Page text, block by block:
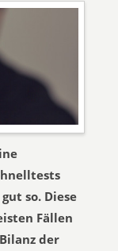
so. Diese
Fällen
der